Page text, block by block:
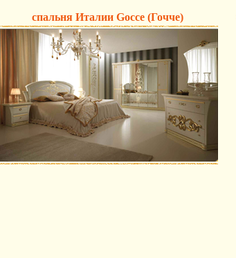
спальня Италии Gocce (Гочче)